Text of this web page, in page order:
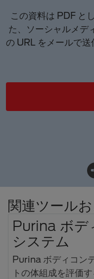
この資料は PDF と
た、ソーシャルメデ
の URL をメールで送
関連ツール
Purina ボデ
システム
Purina ボディコン
トの体組成を評価